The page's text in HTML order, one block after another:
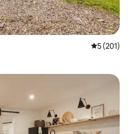
Średnia
5 (201)